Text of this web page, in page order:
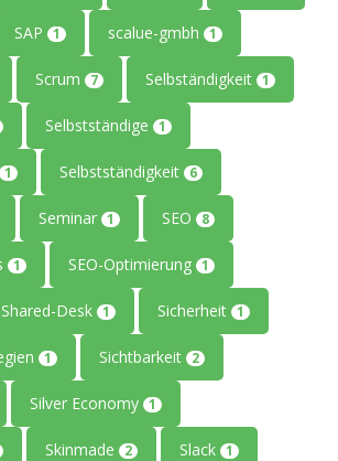
SAP 1 scalue-gmbh 1
Scrum 7 Selbständigkeit 1
Selbstständige 1
1 Selbstständigkeit 6
Seminar 1 SEO 8
1 SEO-Optimierung 1
Shared-Desk 1 Sicherheit 1
1 Sichtbarkeit 2
Silver Economy 1
Skinmade 2 Slack 1